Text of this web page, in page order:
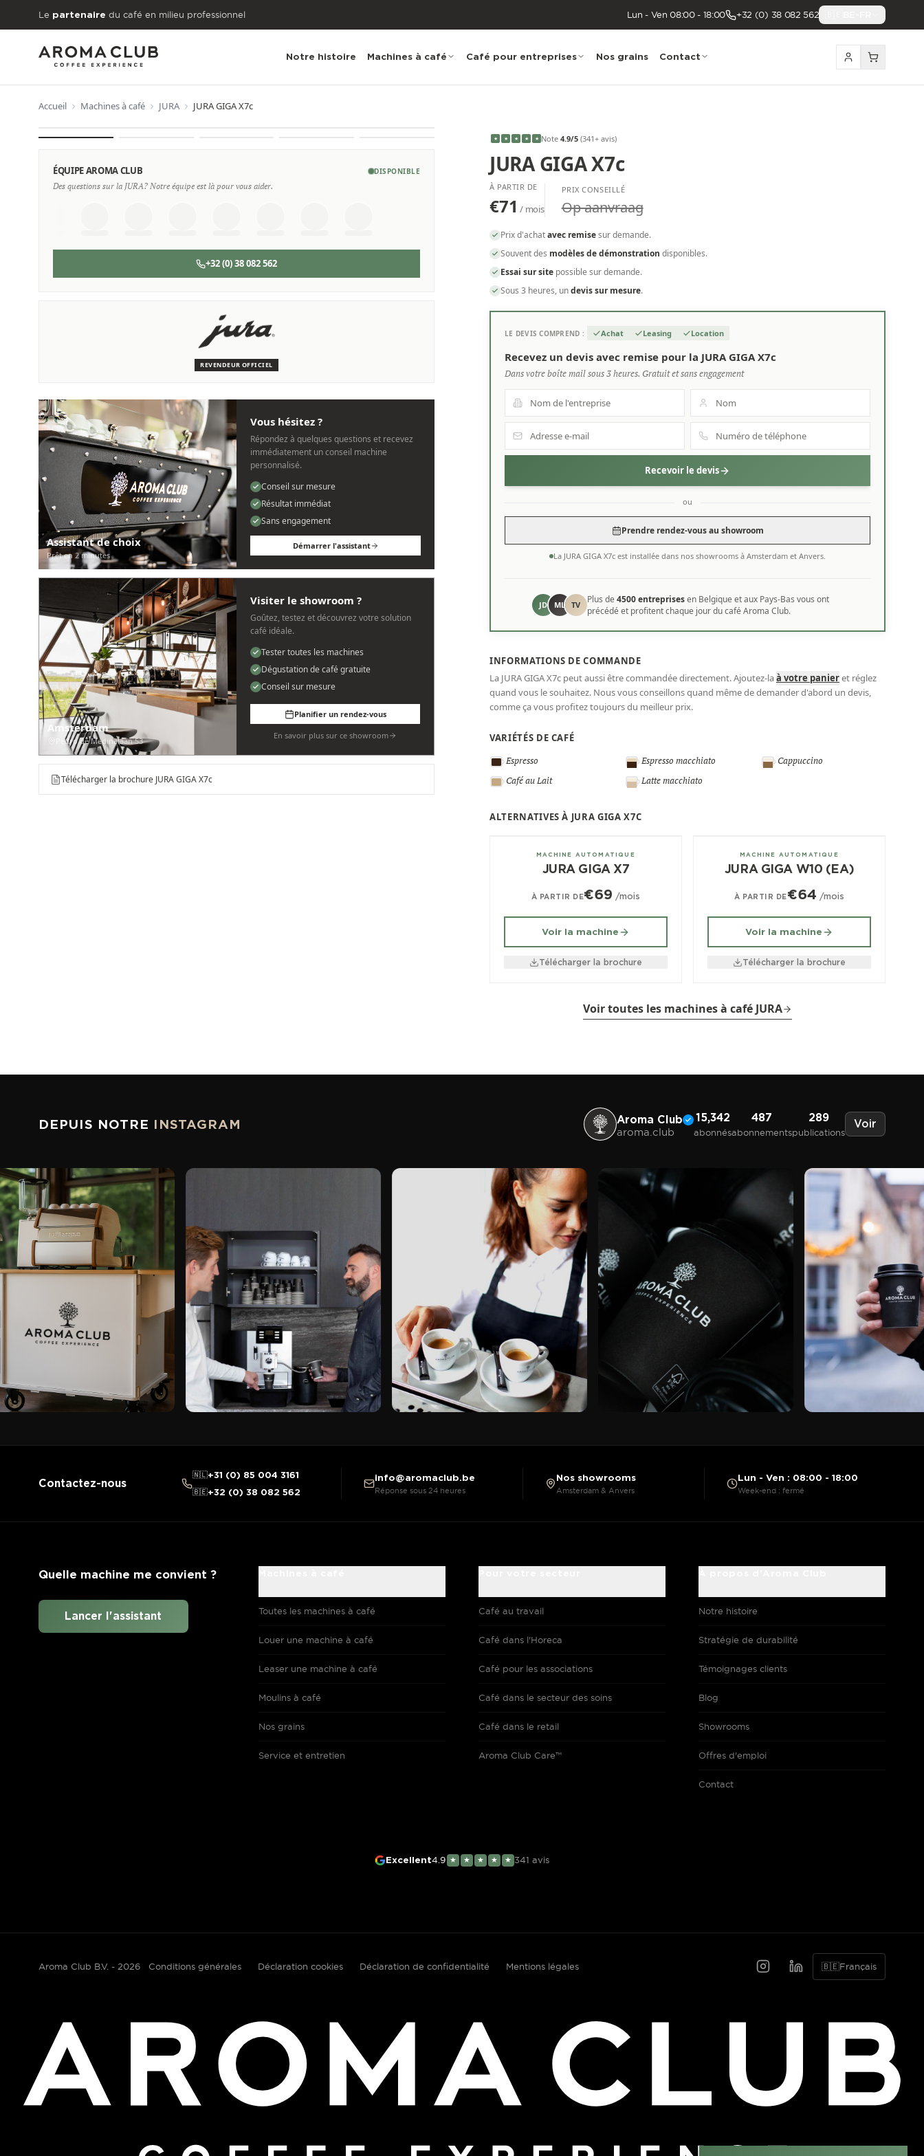
Aller au contenu principal
Le partenaire du café en milieu professionnel Lun - Ven 08:00 - 18:00 +32 (0) 38 082 562
Notre histoire Machines à café Café pour entreprises Nos grains Contact
Accueil Machines à café JURA JURA GIGA X7c
ÉQUIPE AROMA CLUB DISPONIBLE
Des questions sur la JURA? Notre équipe est là pour vous aider.
+32 (0) 38 082 562
REVENDEUR OFFICIEL
Assistant de choix
Prêt en 2 minutes
Vous hésitez ?
Répondez à quelques questions et recevez
immédiatement un conseil machine
personnalisé.
Conseil sur mesure
Résultat immédiat
Sans engagement
Démarrer l'assistant
Amsterdam
Pedro de Medinalaan 53
Visiter le showroom ?
Goûtez, testez et découvrez votre solution
café idéale.
Tester toutes les machines
Dégustation de café gratuite
Conseil sur mesure
Planifier un rendez-vous
En savoir plus sur ce showroom
Télécharger la brochure JURA GIGA X7c
★ ★ ★ ★ ★ Note 4.9/5 (341+ avis)
JURA GIGA X7c
À PARTIR DE
€71 / mois
PRIX CONSEILLÉ
Op aanvraag
Prix d'achatavec remisesur demande.
Souvent des modèles de démonstration disponibles.
Essai sur site possible sur demande.
Sous 3 heures, undevis sur mesure.
LE DEVIS COMPREND : Achat Leasing Location
Recevez un devis avec remise pour la JURA GIGA X7c
Dans votre boîte mail sous 3 heures. Gratuit et sans engagement
Recevoir le devis
ou
Prendre rendez-vous au showroom
La JURA GIGA X7c est installée dans nos showrooms à Amsterdam et Anvers.
JD ML TV Plus de4500 entreprisesen Belgique et aux Pays-Bas vous ont
précédé et profitent chaque jour du café Aroma Club.
INFORMATIONS DE COMMANDE
La JURA GIGA X7c peut aussi être commandée directement. Ajoutez-laà votre panieret réglez
quand vous le souhaitez. Nous vous conseillons quand même de demander d'abord un devis,
comme ça vous profitez toujours du meilleur prix.
VARIÉTÉS DE CAFÉ
Espresso
Espresso macchiato
Cappuccino
Café au Lait
Latte macchiato
ALTERNATIVES À JURA GIGA X7C
± 150/jourMACHINE AUTOMATIQUE
JURA GIGA X7
À PARTIR DE€69 /mois
Voir la machine
Télécharger la brochure
± 180/jourMACHINE AUTOMATIQUE
JURA GIGA W10 (EA)
À PARTIR DE€64 /mois
Voir la machine
Télécharger la brochure
Voir toutes les machines à café JURA
DEPUIS NOTRE INSTAGRAM Aroma Club
aroma.club
15,342
abonnés
487
abonnements
289
publications
Voir
Contactez-nous
🇳🇱+31 (0) 85 004 3161
🇧🇪+32 (0) 38 082 562
info@aromaclub.be
Réponse sous 24 heures
Nos showrooms
Amsterdam & Anvers
Lun - Ven : 08:00 - 18:00
Week-end : fermé
Quelle machine me convient ?
Lancer l'assistant Toutes les machines à café
Louer une machine à café
Leaser une machine à café
Moulins à café
Nos grains
Service et entretien
Café au travail
Café dans l'Horeca
Café pour les associations
Café dans le secteur des soins
Café dans le retail
Aroma Club Care™
Notre histoire
Stratégie de durabilité
Témoignages clients
Blog
Showrooms
Offres d'emploi
Contact
Excellent4.9 ★ ★ ★ ★ ★ 341 avis
Aroma Club B.V. - 2026 Conditions générales Déclaration cookies Déclaration de confidentialité Mentions légales 🇧🇪Français